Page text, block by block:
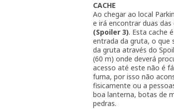
CACHE
Ao chegar ao local
e irá encontrar duas
(Spoiler 3). Esta cache
entrada da gruta, o que
da gruta através do
(60 m) onde deverá
acesso até este não é
furna, por isso não
fisicamente ou a
boa lanterna, botas de
pedras.